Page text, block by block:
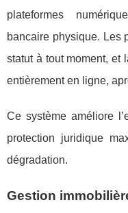
plateformes
bancaire physique. Les
statut à tout moment, et
entièrement en ligne,
Ce système améliore
protection juridique
dégradation.
Gestion